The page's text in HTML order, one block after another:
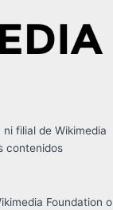
filial de Wikimedia
contenidos
Foundation o